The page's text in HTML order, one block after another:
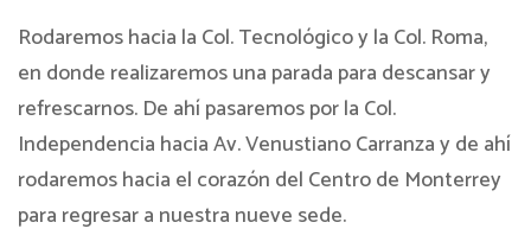
Rodaremos hacia la Col. Tecnológico y la Col. Roma,
en donde realizaremos una parada para descansar y
refrescarnos. De ahí pasaremos por la Col.
Independencia hacia Av. Venustiano Carranza y de ahí
rodaremos hacia el corazón del Centro de Monterrey
para regresar a nuestra nueve sede.